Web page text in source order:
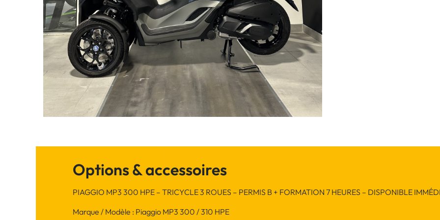
Options & accessoires
PIAGGIO MP3 300 HPE – TRICYCLE 3 ROUES – PERMIS B + FORMATION 7 HEURES – DISPONIBLE
Marque / Modèle : Piaggio MP3 300 / 310 HPE